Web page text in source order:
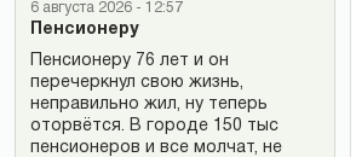
6 августа 2026 - 12:57
Пенсионеру
Пенсионеру 76 лет и он
перечеркнул свою жизнь,
неправильно жил, ну теперь
оторвётся. В городе 150 тыс
пенсионеров и все молчат, не